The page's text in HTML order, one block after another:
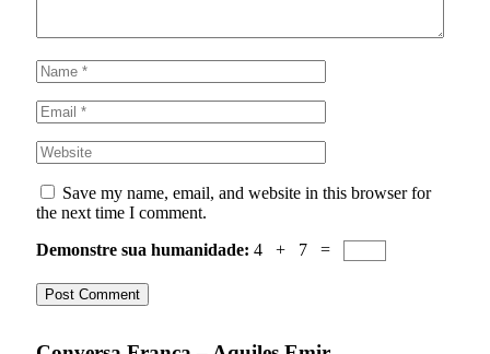
Save my name, email, and website in this browser for
the next time I comment.
Demonstre sua humanidade: 4 + 7 =